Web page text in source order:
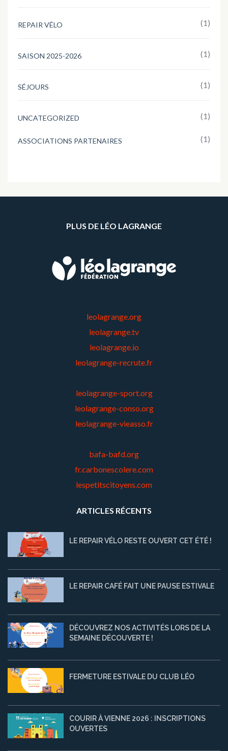
REPAIR VÉLO (1)
SAISON 2025-2026 (1)
SÉJOURS (1)
UNCATEGORIZED (1)
ASSOCIATIONS PARTENAIRES (1)
PLUS DE LÉO LAGRANGE
leolagrange.org
leolagrange.tv
leolagrange.io
leolagrange-recrute.fr
leolagrange-sport.org
leolagrange-conso.org
leolagrange-vieasso.fr
bafa-bafd.org
fr.carbonescolere.com
lespetitscitoyens.com
ARTICLES RÉCENTS
LE REPAIR VÉLO RESTE OUVERT CET ÉTÉ !
LE REPAIR CAFÉ FAIT UNE PAUSE ESTIVALE
DÉCOUVREZ NOS ACTIVITÉS LORS DE LA
SEMAINE DÉCOUVERTE !
FERMETURE ESTIVALE DU CLUB LÉO
COURIR À VIENNE 2026 : INSCRIPTIONS
OUVERTES